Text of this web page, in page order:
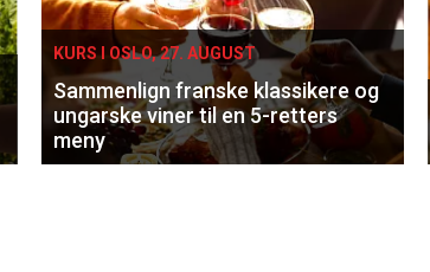
KURS I OSLO, 27. AUGUST
Sammenlign franske klassikere og
ungarske viner til en 5-retters
meny